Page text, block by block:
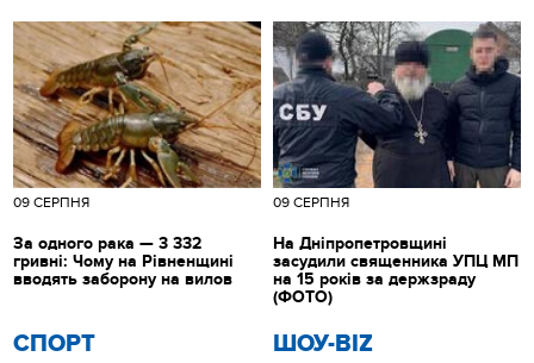
СПОРТ ШОУ-BIZ
09 СЕРПНЯ
За одного рака — 3 332
гривні: Чому на Рівненщині
вводять заборону на вилов
09 СЕРПНЯ
На Дніпропетровщині
засудили священника УПЦ МП
на 15 років за держзраду
(ФОТО)